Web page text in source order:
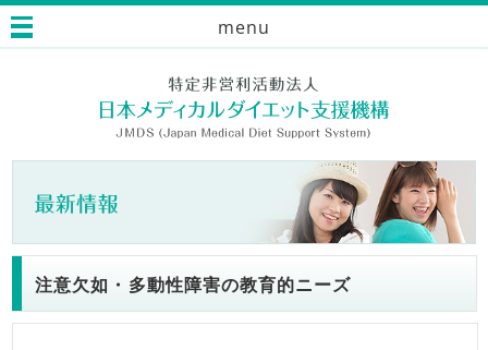
menu
注意欠如・多動性障害の教育的ニーズ